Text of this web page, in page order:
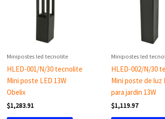
Minipostes led tecnolite
HLED-001/N/30 tecnolite
Mini poste LED 13W
Obelix
$1,283.91
Minipostes led
HLED-002/N/30
Mini poste de luz
para jardin 13W
$1,119.97